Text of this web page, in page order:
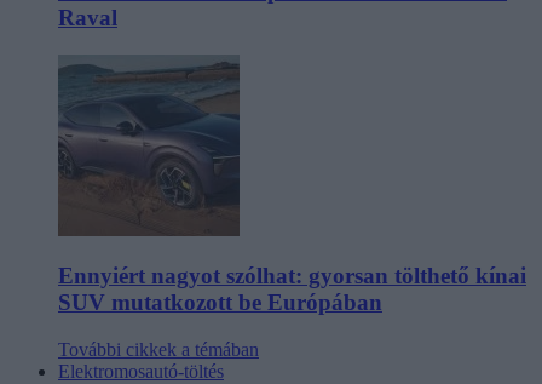
Raval
Ennyiért nagyot szólhat: gyorsan tölthető kínai
SUV mutatkozott be Európában
További cikkek a témában
Elektromosautó-töltés